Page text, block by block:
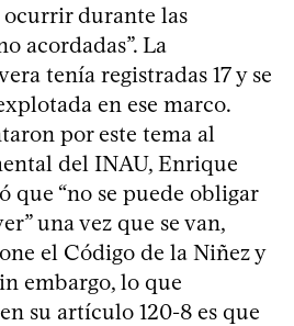
durante las
acordadas”. La
tenía registradas 17 y se
en ese marco.
por este tema al
del INAU, Enrique
que “no se puede obligar
una vez que se van,
el Código de la Niñez y
embargo, lo que
su artículo 120-8 es que